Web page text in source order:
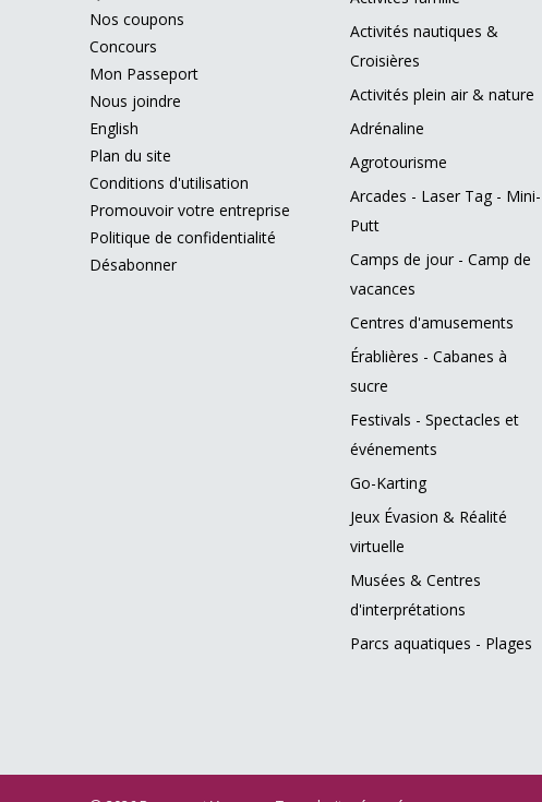
Nos coupons
Concours
Mon Passeport
Nous joindre
English
Plan du site
Conditions d'utilisation
Promouvoir votre entreprise
Politique de confidentialité
Désabonner
Activités nautiques &
Croisières
Activités plein air & nature
Adrénaline
Agrotourisme
Arcades - Laser Tag - Mini-
Putt
Camps de jour - Camp de
vacances
Centres d'amusements
Érablières - Cabanes à
sucre
Festivals - Spectacles et
événements
Go-Karting
Jeux Évasion & Réalité
virtuelle
Musées & Centres
d'interprétations
Parcs aquatiques - Plages